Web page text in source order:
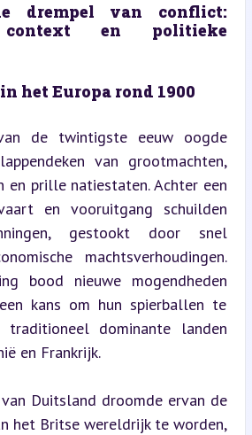
drempel van conflict:
context en politieke
het Europa rond 1900
de twintigste eeuw oogde
van grootmachten,
en prille natiestaten. Achter een
en vooruitgang schuilden
gestookt door snel
machtsverhoudingen.
bood nieuwe mogendheden
kans om hun spierballen te
traditioneel dominante landen
en Frankrijk.
Duitsland droomde ervan de
het Britse wereldrijk te worden,